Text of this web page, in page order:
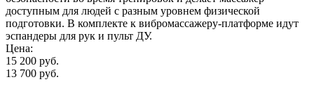
доступным для людей с разным уровнем физической
подготовки. В комплекте к вибромассажеру-платформе идут
эспандеры для рук и пульт ДУ.
Цена:
15 200 руб.
13 700 руб.